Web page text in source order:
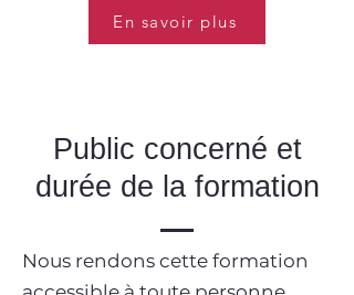
En savoir plus
Public concerné et
durée de la formation
Nous rendons cette formation